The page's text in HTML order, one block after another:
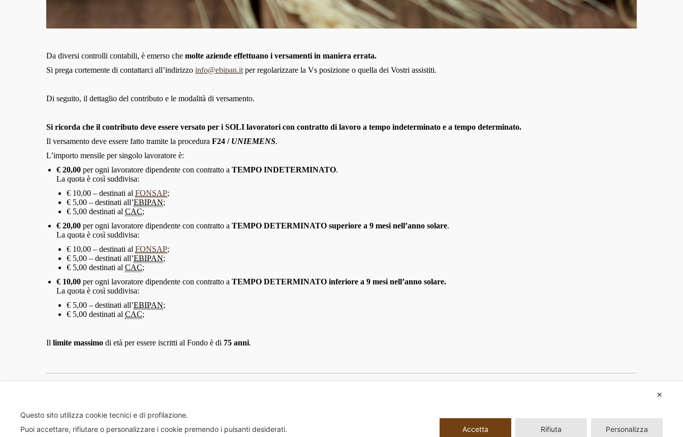
Da diversi controlli contabili, è emerso che molte aziende effettuano i versamenti in maniera errata.
Si prega cortemente di contattarci all’indirizzo info@ebipan.it per regolarizzare la Vs posizione o quella dei Vostri assistiti.
Di seguito, il dettaglio del contributo e le modalità di versamento.
Si ricorda che il contributo deve essere versato per i SOLI lavoratori con contratto di lavoro a tempo indeterminato e a tempo determinato.
Il versamento deve essere fatto tramite la procedura F24 / UNIEMENS.
L’importo mensile per singolo lavoratore è:
€ 20,00 per ogni lavoratore dipendente con contratto a TEMPO INDETERMINATO.
La quota è così suddivisa:
€ 10,00 – destinati al FONSAP;
€ 5,00 – destinati all’EBIPAN;
€ 5,00 destinati al CAC;
€ 20,00 per ogni lavoratore dipendente con contratto a TEMPO DETERMINATO superiore a 9 mesi nell’anno solare.
La quota è così suddivisa:
€ 10,00 – destinati al FONSAP;
€ 5,00 – destinati all’EBIPAN;
€ 5,00 destinati al CAC;
€ 10,00 per ogni lavoratore dipendente con contratto a TEMPO DETERMINATO inferiore a 9 mesi nell’anno solare.
La quota è così suddivisa:
€ 5,00 – destinati all’EBIPAN;
€ 5,00 destinati al CAC;
Il limite massimo di età per essere iscritti al Fondo è di 75 anni.
post:
✕
Questo sito utilizza cookie tecnici e di profilazione.
Puoi accettare, rifiutare o personalizzare i cookie premendo i pulsanti desiderati.
Accetta Rifiuta Personalizza